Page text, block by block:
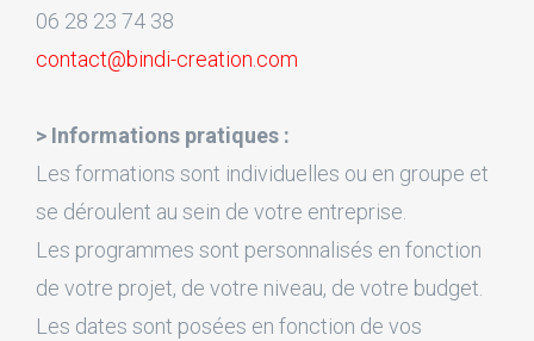
06 28 23 74 38
contact@bindi-creation.com
> Informations pratiques :
Les formations sont individuelles ou en groupe et
se déroulent au sein de votre entreprise.
Les programmes sont personnalisés en fonction
de votre projet, de votre niveau, de votre budget.
Les dates sont posées en fonction de vos